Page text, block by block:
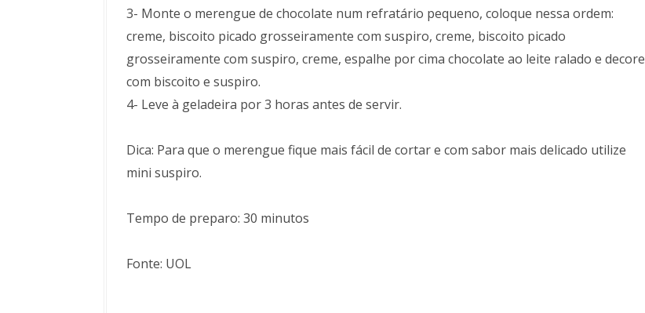
3- Monte o merengue de chocolate num refratário pequeno, coloque nessa ordem:
creme, biscoito picado grosseiramente com suspiro, creme, biscoito picado
grosseiramente com suspiro, creme, espalhe por cima chocolate ao leite ralado e decore
com biscoito e suspiro.
4- Leve à geladeira por 3 horas antes de servir.
Dica: Para que o merengue fique mais fácil de cortar e com sabor mais delicado utilize
mini suspiro.
Tempo de preparo: 30 minutos
Fonte: UOL